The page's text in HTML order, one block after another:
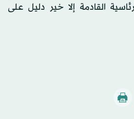
القادمة إلا خير دليل على